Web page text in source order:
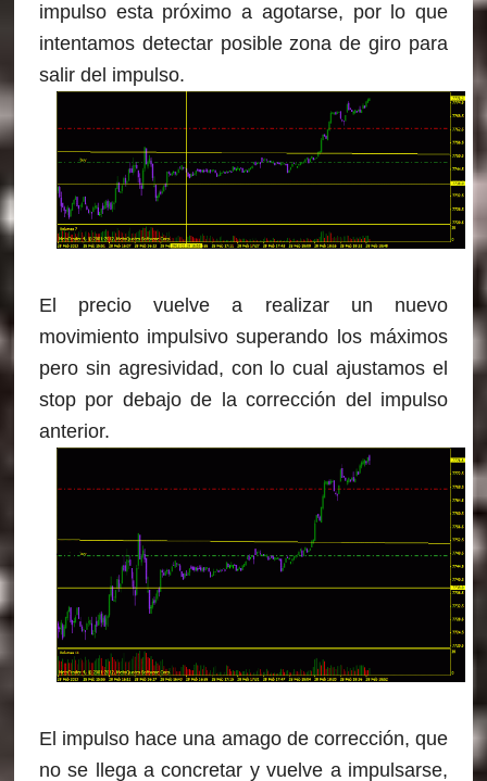
impulso esta próximo a agotarse, por lo que
intentamos detectar posible zona de giro para
salir del impulso.
El precio vuelve a realizar un nuevo
movimiento impulsivo superando los máximos
pero sin agresividad, con lo cual ajustamos el
stop por debajo de la corrección del impulso
anterior.
El impulso hace una amago de corrección, que
no se llega a concretar y vuelve a impulsarse,